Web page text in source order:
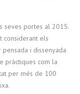
seves portes al 2015.
considerant els
i dissenyada
pràctiques com la
per més de 100